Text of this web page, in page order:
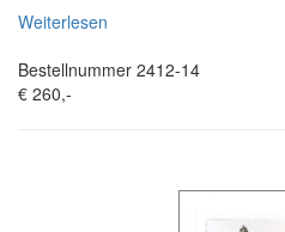
Weiterlesen
Bestellnummer 2412-14
€ 260,-